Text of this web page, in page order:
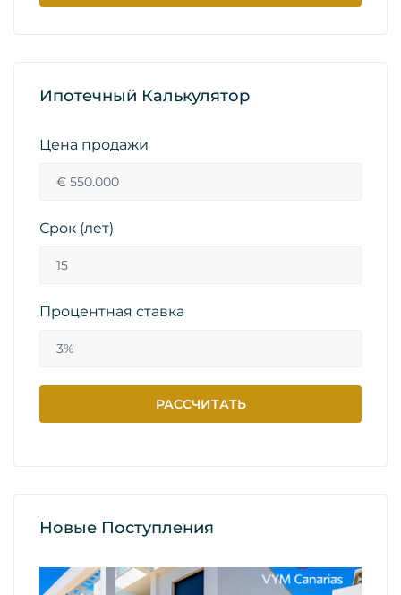
Ипотечный Калькулятор
Цена продажи
Срок (лет)
Процентная ставка
Новые Поступления